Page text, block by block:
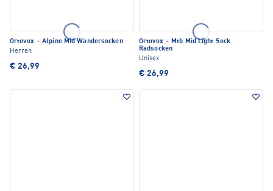
Ortovox · Alpine Mid Wandersocken
Herren
€ 26,99
Ortovox · Mtb Mid Light Sock
Radsocken
Unisex
€ 26,99